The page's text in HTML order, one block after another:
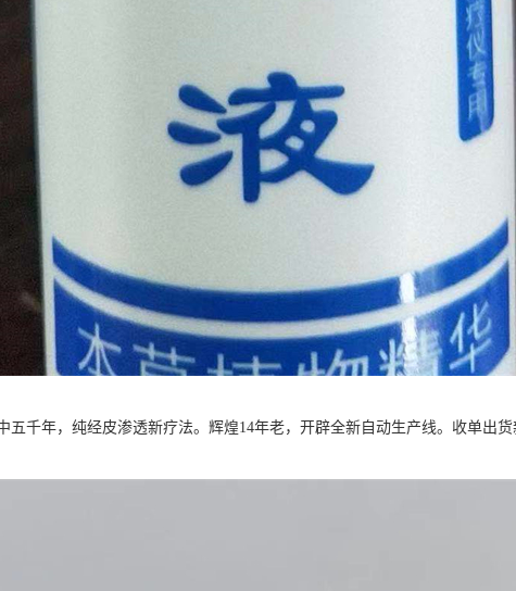
五千年，纯经皮渗透新疗法。辉煌14年老，开辟全新自动生产线。收单出